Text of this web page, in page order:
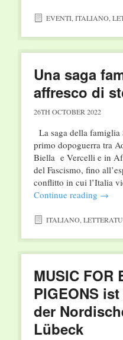
EVENTI, ITALIANO,
Una saga
affresco di
26TH OCTOBER 2022
La saga della
primo dopoguerra tra
Biella e Vercelli e in
del Fascismo, fino
conflitto in cui l’Italia
Continue reading →
ITALIANO,
MUSIC FOR
PIGEONS
der
Lübeck